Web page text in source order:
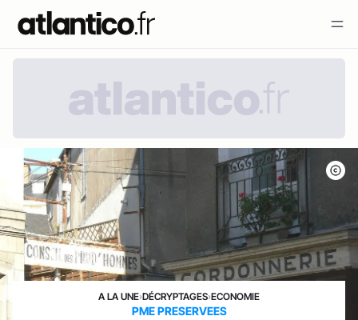
A LA UNE›DÉCRYPTAGES›ECONOMIE
PME PRESERVEES